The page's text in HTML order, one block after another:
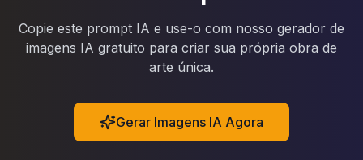
Copie este prompt IA e use-o com nosso gerador de
imagens IA gratuito para criar sua própria obra de
arte única.
Gerar Imagens IA Agora